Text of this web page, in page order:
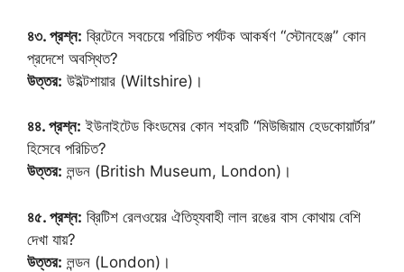
৪৩. প্রশ্ন: ব্রিটেনে সবচেয়ে পরিচিত পর্যটক আকর্ষণ “স্টোনহেঞ্জ” কোন
প্রদেশে অবস্থিত?
উত্তর: উইল্টশায়ার (Wiltshire)।
৪৪. প্রশ্ন: ইউনাইটেড কিংডমের কোন শহরটি “মিউজিয়াম হেডকোয়ার্টার”
হিসেবে পরিচিত?
উত্তর: লন্ডন (British Museum, London)।
৪৫. প্রশ্ন: ব্রিটিশ রেলওয়ের ঐতিহ্যবাহী লাল রঙের বাস কোথায় বেশি
দেখা যায়?
উত্তর: লন্ডন (London)।